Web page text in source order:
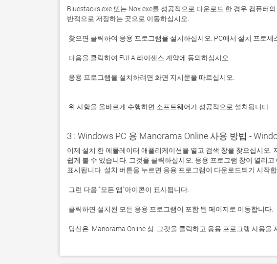
Bluestacks.exe 또는 Nox.exe를 성공적으로 다운로드 한 경우 컴퓨터
위 사항을 올바르게 수행하면 소프트웨어가 성공적으로 설치됩니다.
3 : Windows PC 용 Manorama Online 사용 방법 -
이제 설치 한 에뮬레이터 애플리케이션을 열고 검색 창을 찾으십시오.
쉽게 볼 수 있습니다. 그것을 클릭하십시오. 응용 프로그램 창이 열리
당신은  Manorama Online 상. 그것을 클릭하고 응용 프로그램 사용을